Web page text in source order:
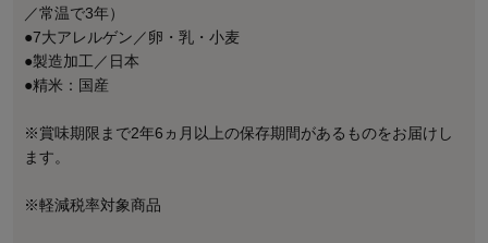
／常温で3年）
●7大アレルゲン／卵・乳・小麦
●製造加工／日本
●精米：国産
※賞味期限まで2年6ヵ月以上の保存期間があるものをお届けし
ます。
※軽減税率対象商品